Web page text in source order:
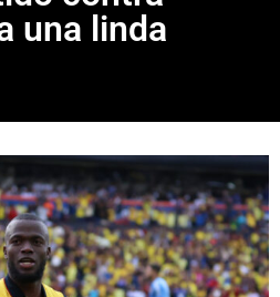
una linda